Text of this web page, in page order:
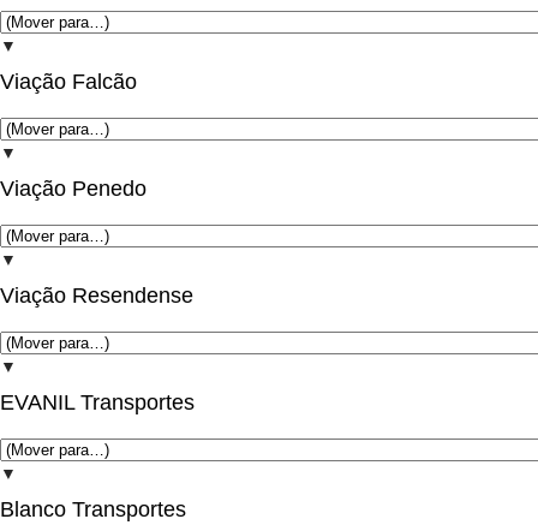
▼
Viação Falcão
▼
Viação Penedo
▼
Viação Resendense
▼
EVANIL Transportes
▼
Blanco Transportes